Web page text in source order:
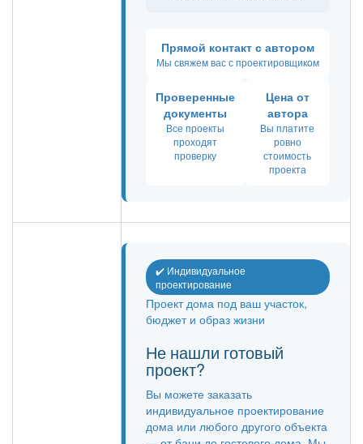
Прямой контакт с автором
Мы свяжем вас с проектировщиком
Проверенные
документы
Все проекты
проходят
проверку
Цена от
автора
Вы платите
ровно
стоимость
проекта
✔️ Индивидуальное
проектирование
Проект дома под ваш участок,
бюджет и образ жизни
Не нашли готовый
проект?
Вы можете заказать
индивидуальное проектирование
дома или любого другого объекта